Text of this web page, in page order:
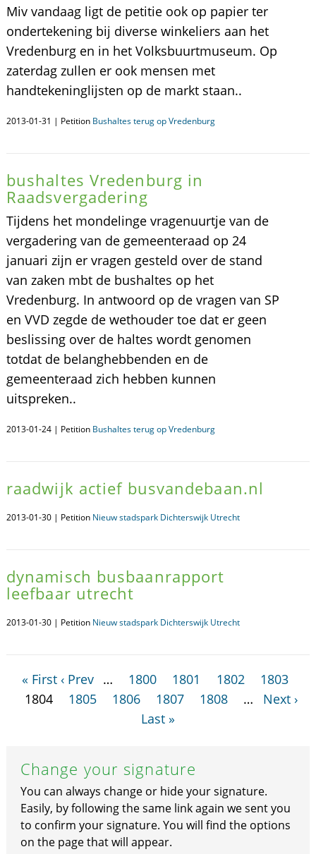
Miv vandaag ligt de petitie ook op papier ter
ondertekening bij diverse winkeliers aan het
Vredenburg en in het Volksbuurtmuseum. Op
zaterdag zullen er ook mensen met
handtekeninglijsten op de markt staan..
2013-01-31 | Petition Bushaltes terug op Vredenburg
bushaltes Vredenburg in
Raadsvergadering
Tijdens het mondelinge vragenuurtje van de
vergadering van de gemeenteraad op 24
januari zijn er vragen gesteld over de stand
van zaken mbt de bushaltes op het
Vredenburg. In antwoord op de vragen van SP
en VVD zegde de wethouder toe dat er geen
beslissing over de haltes wordt genomen
totdat de belanghebbenden en de
gemeenteraad zich hebben kunnen
uitspreken..
2013-01-24 | Petition Bushaltes terug op Vredenburg
raadwijk actief busvandebaan.nl
2013-01-30 | Petition Nieuw stadspark Dichterswijk Utrecht
dynamisch busbaanrapport
leefbaar utrecht
2013-01-30 | Petition Nieuw stadspark Dichterswijk Utrecht
« First ‹ Prev … 1800 1801 1802
1803
1804
1805 1806 1807 1808 …
Next ›
Last »
Change your signature
You can always change or hide your signature.
Easily, by following the same link again we sent you
to confirm your signature. You will find the options
on the page that will appear.